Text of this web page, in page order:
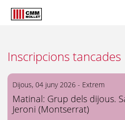
Inscripcions tancades
Dijous, 04 juny 2026 - Extrem
Matinal: Grup dels dijous.
Jeroni (Montserrat)